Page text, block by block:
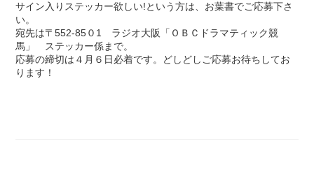
サイン入りステッカー欲しい!という方は、お葉書でご応募下さ
い。
宛先は〒552-85０1 ラジオ大阪「ＯＢＣドラマティック競
馬」 ステッカー係まで。
応募の締切は４月６日必着です。どしどしご応募お待ちしてお
ります！